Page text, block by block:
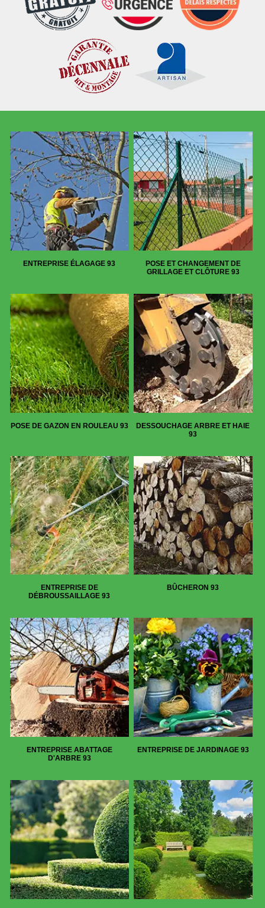
ENTREPRISE ÉLAGAGE 93
POSE ET CHANGEMENT DE
GRILLAGE ET CLÔTURE 93
POSE DE GAZON EN ROULEAU 93
DESSOUCHAGE ARBRE ET HAIE
93
ENTREPRISE DE
DÉBROUSSAILLAGE 93
BÛCHERON 93
ENTREPRISE ABATTAGE
D'ARBRE 93
ENTREPRISE DE JARDINAGE 93